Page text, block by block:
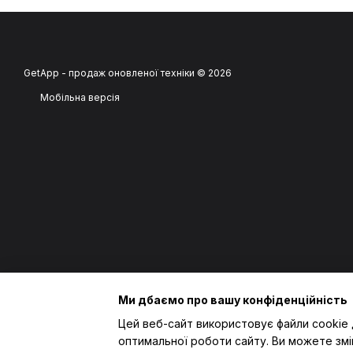
GetApp - продаж оновленої техніки © 2026
Мобільна версія
Ми дбаємо про вашу конфіденційність
Цей веб-сайт використовує файли cookie
оптимальної роботи сайту. Ви можете